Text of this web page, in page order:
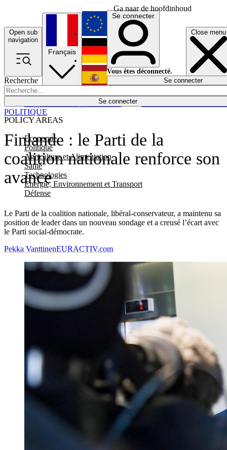
Ga naar de hoofdinhoud
Open sub
navigation
Close menu
Recherche
Se connecter
POLICY AREAS
Economie
Politique
Agriculture et Alimentation
Santé
Technologies
Energie, Environnement et Transport
Défense
Économie
Français
English
Deutsch
Español
Se connecter
Vous êtes déconnecté.
Se connecter
Finlande : le Parti de la
coalition nationale renforce son
avance
Le Parti de la coalition nationale, libéral-conservateur, a maintenu sa
position de leader dans un nouveau sondage et a creusé l’écart avec
le Parti social-démocrate.
POLITIQUE
Pekka VanttinenEURACTIV.com